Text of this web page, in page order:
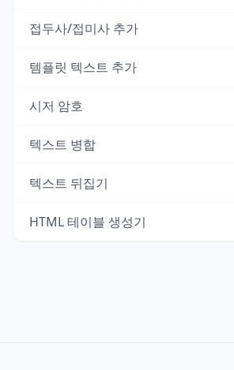
접두사/접미사 추가
템플릿 텍스트 추가
시저 암호
텍스트 병합
텍스트 뒤집기
HTML 테이블 생성기